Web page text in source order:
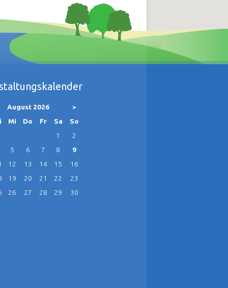
August 2026
>
enstag
Mi ttwoch
Do nnerstag
Freitag
Samstag
Sonntag
1
2
5
6 7 8
9
12 13 14 15
16
19 20 21 22
23
26 27 28 29 30